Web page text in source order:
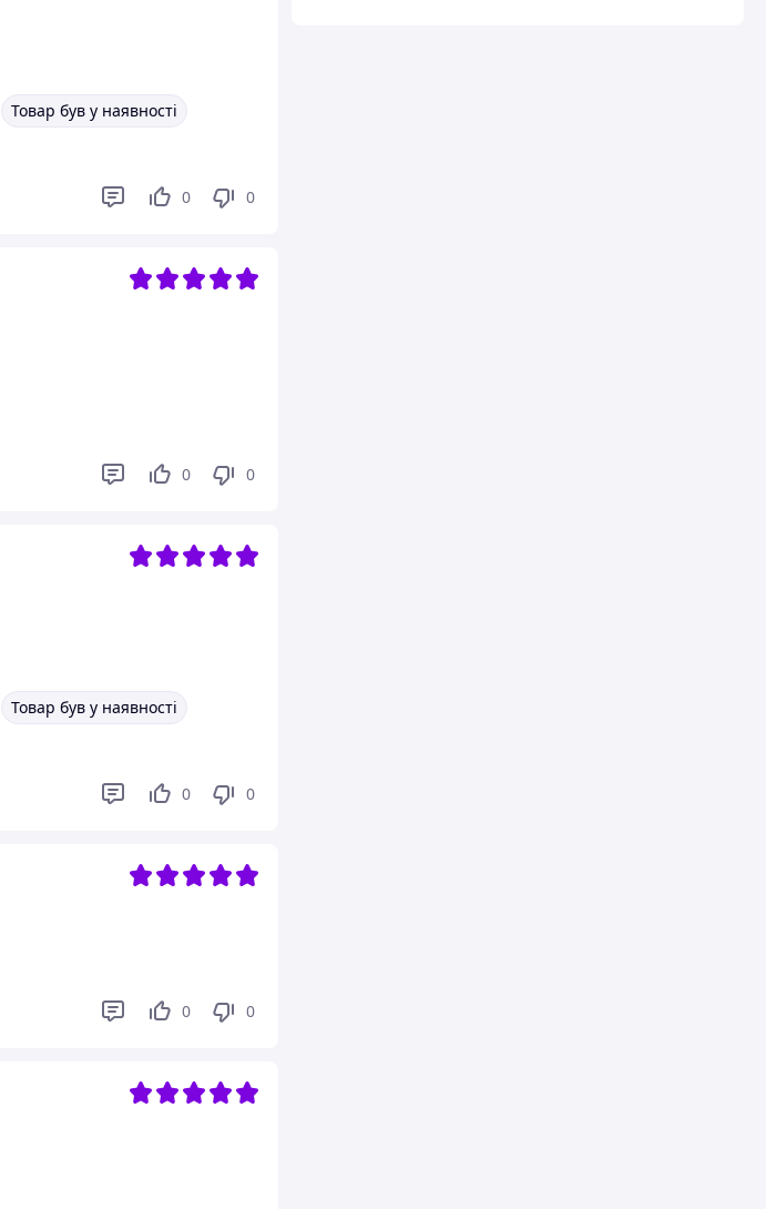
Товар був у наявності
0 0
0 0
Товар був у наявності
0 0
0 0